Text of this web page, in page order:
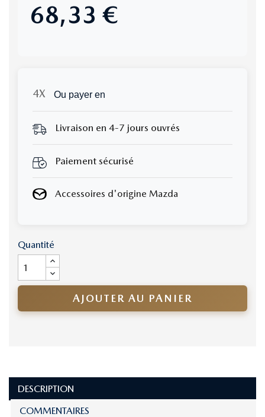
68,33 €
Ou payer en
Livraison en 4-7 jours ouvrés
Paiement sécurisé
Accessoires d'origine Mazda
Quantité
AJOUTER AU PANIER
DESCRIPTION
COMMENTAIRES